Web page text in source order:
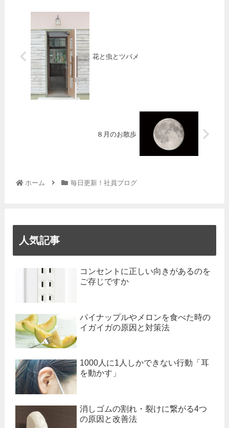
花と虫とツバメ
８月のお散歩
ホーム 毎日更新！社員ブログ
人気記事
コンセントに正しい向きがあるのを
ご存じですか
パイナップルやメロンを食べた時の
イガイガの原因と対策法
1000人に1人しかできない行動「耳
を動かす」
消しゴムの割れ・裂けに繋がる4つ
の原因と改善法